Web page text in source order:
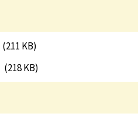
(211 KB)
(218 KB)